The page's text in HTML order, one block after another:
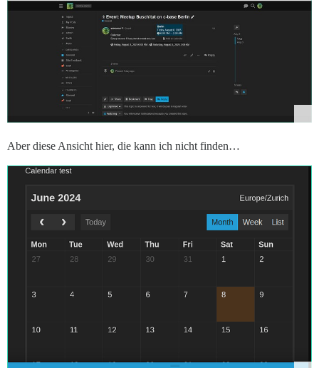
Aber diese Ansicht hier, die kann ich nicht finden…